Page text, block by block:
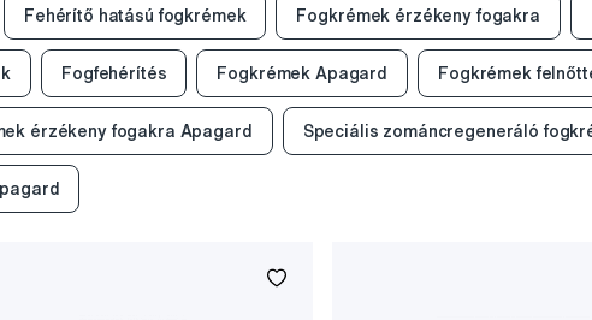
Fehérítő hatású fogkrémek Fogkrémek érzékeny fogakra
Fogfehérítés Fogkrémek Apagard Fogkrémek
érzékeny fogakra Apagard Speciális zománcregeneráló